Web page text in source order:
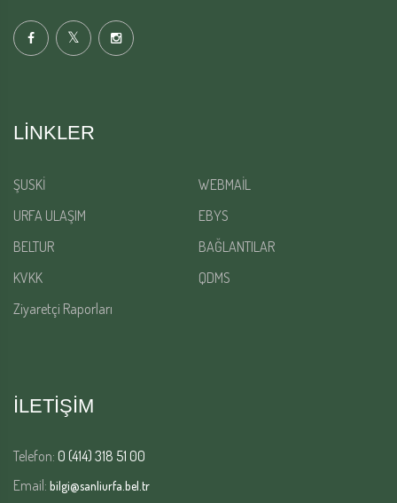
LINKLER
ŞUSKİ
WEBMAİL
URFA ULAŞIM
EBYS
BELTUR
BAĞLANTILAR
KVKK
QDMS
Ziyaretçi Raporları
İLETİŞİM
Telefon: 0 (414) 318 51 00
Email: bilgi@sanliurfa.bel.tr